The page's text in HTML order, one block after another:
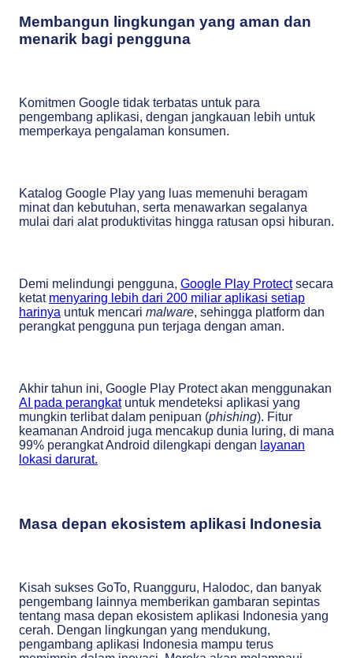
Membangun lingkungan yang aman dan
menarik bagi pengguna
Komitmen Google tidak terbatas untuk para
pengembang aplikasi, dengan jangkauan lebih untuk
memperkaya pengalaman konsumen.
Katalog Google Play yang luas memenuhi beragam
minat dan kebutuhan, serta menawarkan segalanya
mulai dari alat produktivitas hingga ratusan opsi hiburan.
Demi melindungi pengguna, Google Play Protectsecara
ketat menyaring lebih dari 200 miliar aplikasi setiap
harinya untuk mencari malware, sehingga platform dan
perangkat pengguna pun terjaga dengan aman.
Akhir tahun ini, Google Play Protect akan menggunakan
AI pada perangkatuntuk mendeteksi aplikasi yang
mungkin terlibat dalam penipuan (phishing). Fitur
keamanan Android juga mencakup dunia luring, di mana
99% perangkat Android dilengkapi dengan layanan
lokasi darurat.
Masa depan ekosistem aplikasi Indonesia
Kisah sukses GoTo, Ruangguru, Halodoc, dan banyak
pengembang lainnya memberikan gambaran sepintas
tentang masa depan ekosistem aplikasi Indonesia yang
cerah. Dengan lingkungan yang mendukung,
pengambang aplikasi Indonesia mampu terus